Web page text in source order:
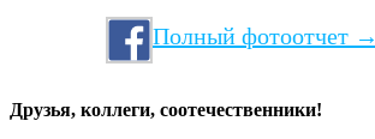
Полный фотоотчет →
Друзья, коллеги, соотечественники!